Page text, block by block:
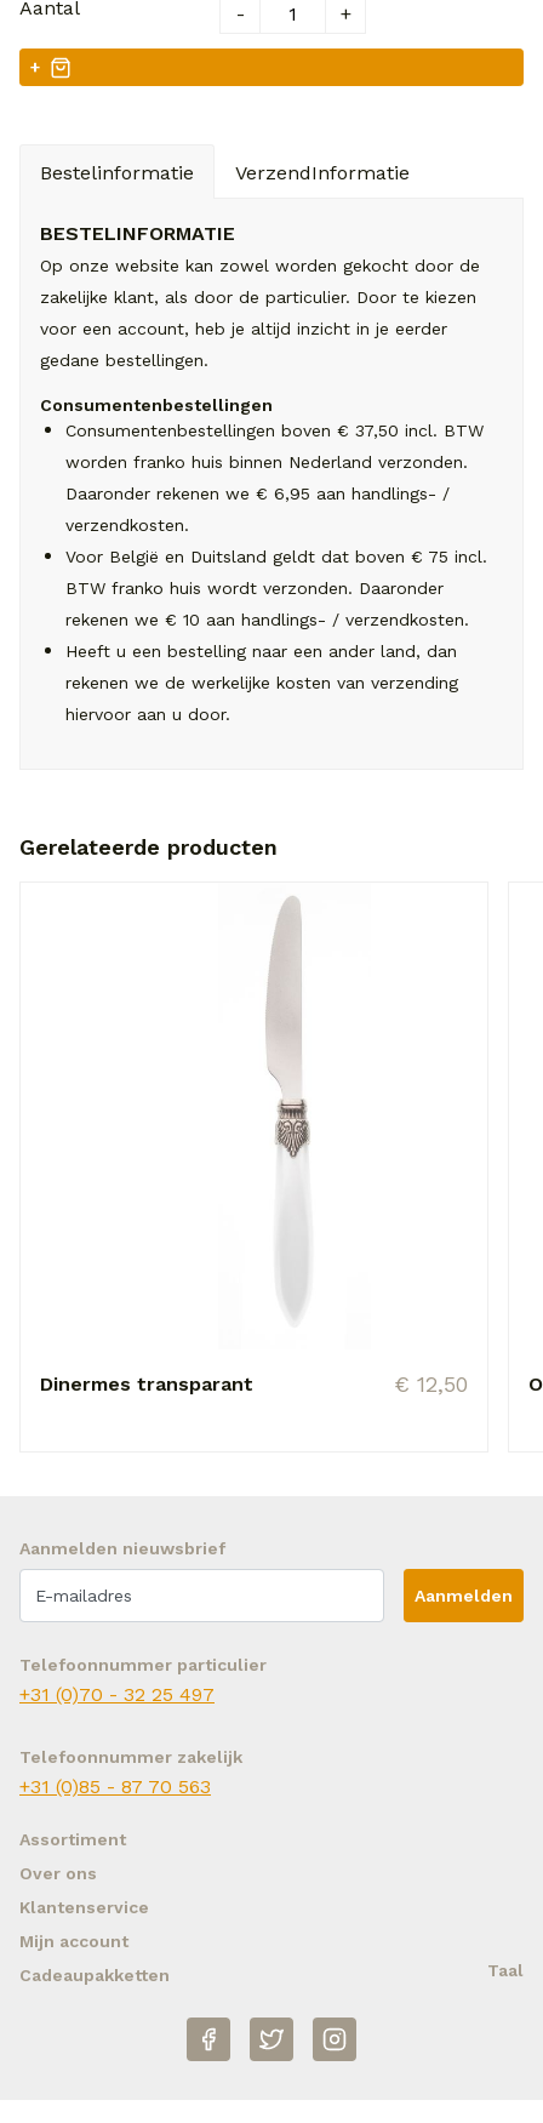
- +
+
Bestelinformatie VerzendInformatie
BESTELINFORMATIE
Op onze website kan zowel worden gekocht door de
zakelijke klant, als door de particulier. Door te kiezen
voor een account, heb je altijd inzicht in je eerder
gedane bestellingen.
Consumentenbestellingen
Consumentenbestellingen boven € 37,50 incl. BTW
worden franko huis binnen Nederland verzonden.
Daaronder rekenen we € 6,95 aan handlings- /
verzendkosten.
Voor België en Duitsland geldt dat boven € 75 incl.
BTW franko huis wordt verzonden. Daaronder
rekenen we € 10 aan handlings- / verzendkosten.
Heeft u een bestelling naar een ander land, dan
rekenen we de werkelijke kosten van verzending
hiervoor aan u door.
Gerelateerde producten
Dinermes transparant € 12,50
Assortiment
Over ons
Klantenservice
Mijn account
Cadeaupakketten
Telefoonnummer particulier
+31 (0)70 - 32 25 497
Telefoonnummer zakelijk
+31 (0)85 - 87 70 563
Aanmelden nieuwsbrief
Aanmelden
Taal